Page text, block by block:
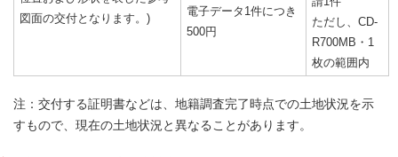
図面の交付となります。)
電子データ1件につき
500円
ただし、CD-
R700MB・1
枚の範囲内
注：交付する証明書などは、地籍調査完了時点での土地状況を示
すもので、現在の土地状況と異なることがあります。